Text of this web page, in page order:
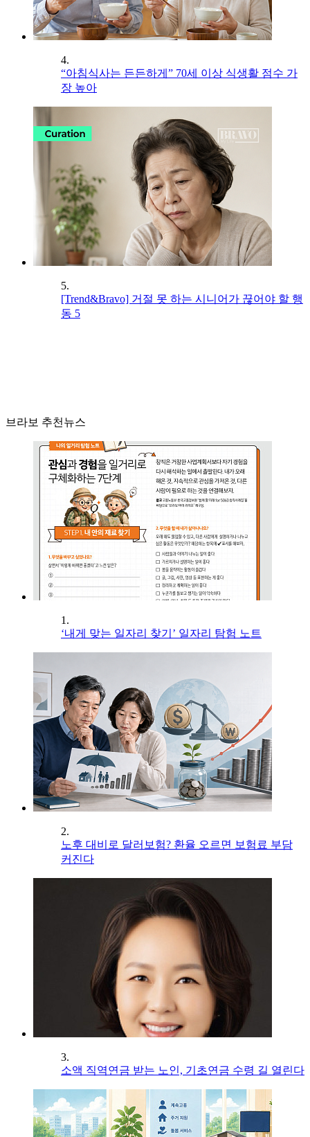
4.
“아침식사는 든든하게” 70세 이상 식생활 점수 가
장 높아
5.
[Trend&Bravo] 거절 못 하는 시니어가 끊어야 할 행
동 5
브라보 추천뉴스
1.
‘내게 맞는 일자리 찾기’ 일자리 탐험 노트
2.
노후 대비로 달러보험? 환율 오르면 보험료 부담
커진다
3.
소액 직역연금 받는 노인, 기초연금 수령 길 열린다